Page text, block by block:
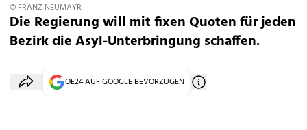
© FRANZ NEUMAYR
Die Regierung will mit fixen Quoten für jeden
Bezirk die Asyl-Unterbringung schaffen.
OE24 AUF GOOGLE BEVORZUGEN